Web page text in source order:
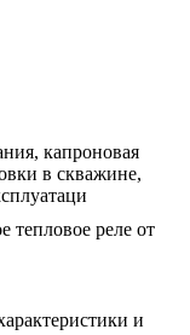
капроновая
в скважине,
тепловое реле от
и